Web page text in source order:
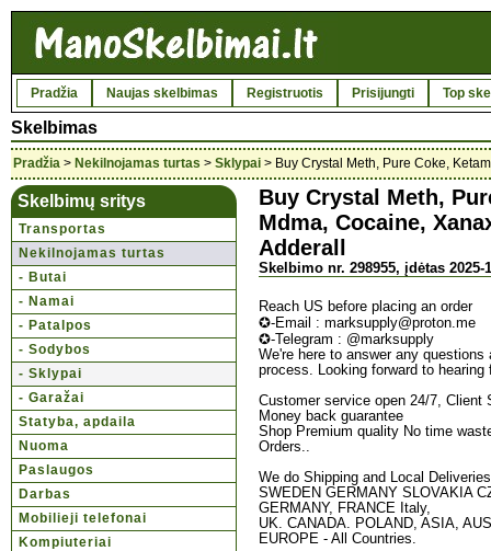
Pradžia Naujas skelbimas Registruotis Prisijungti Top
Skelbimas
Pradžia > Nekilnojamas turtas > Sklypai > Buy Crystal Meth, Pure Coke,
Skelbimų sritys
Transportas
Nekilnojamas turtas
- Butai
- Namai
- Patalpos
- Sodybos
- Sklypai
- Garažai
Statyba, apdaila
Nuoma
Paslaugos
Darbas
Mobilieji telefonai
Kompiuteriai
Buy Crystal Meth,
Mdma, Cocaine,
Adderall
Skelbimo nr. 298955, įdėtas 2025-
Reach US before placing an order
✪-Email : marksupply@proton.me
✪-Telegram : @marksupply
We're here to answer any
process. Looking forward to hearing
Customer service open 24/7, Client
Money back guarantee
Shop Premium quality No time
Orders..
We do Shipping and Local
SWEDEN GERMANY SLOVAKIA
GERMANY, FRANCE Italy,
UK. CANADA. POLAND, ASIA,
EUROPE - All Countries.